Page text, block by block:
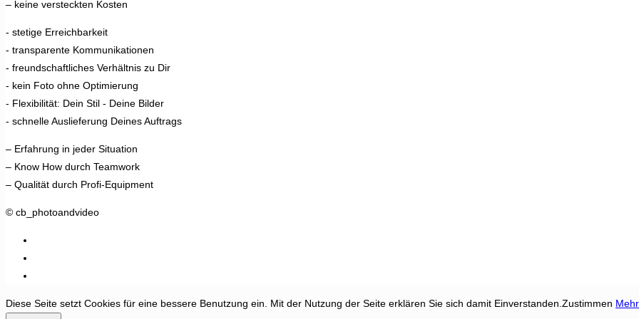
– keine versteckten Kosten
- stetige Erreichbarkeit
- transparente Kommunikationen
- freundschaftliches Verhältnis zu Dir
- kein Foto ohne Optimierung
- Flexibilität: Dein Stil - Deine Bilder
- schnelle Auslieferung Deines Auftrags
– Erfahrung in jeder Situation
– Know How durch Teamwork
– Qualität durch Profi-Equipment
© cb_photoandvideo
Diese Seite setzt Cookies für eine bessere Benutzung ein. Mit der Nutzung der Seite erklären Sie sich damit Einverstanden.Zustimmen